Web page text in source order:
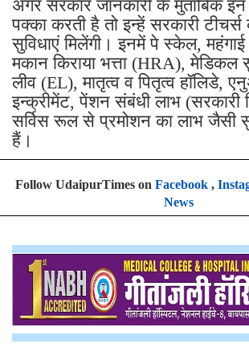
अगर सरकार जानकारी के मुताबिक इन
पक्का करती है तो इन्हें सरकारी
सुविधाएं मिलेंगी। इनमें पे स्केल, महंगाई
मकान किराया भत्ता (HRA), मेडिकल
लीव (EL), मातृत्व व पितृत्व हॉलिडे,
इन्क्रीमेंट, पेंशन संबंधी लाभ (सरकारी
सर्विस रूल से प्रमोशन का लाभ जैसी
हैं।
Follow UdaipurTimes on Facebook,
News